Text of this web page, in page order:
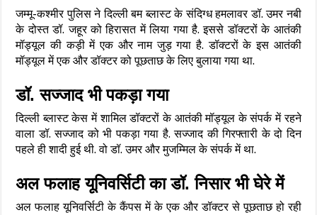
जम्मू-कश्मीर पुलिस ने दिल्ली बम ब्लास्ट के संदिग्ध हमलावर डॉ. उमर नबी
के दोस्त डॉ. जहूर को हिरासत में लिया गया है. इससे डॉक्टरों के आतंकी
मॉड्यूल की कड़ी में एक और नाम जुड़ गया है. डॉक्टरों के इस आतंकी
मॉड्यूल में एक और डॉक्टर को पूछताछ के लिए बुलाया गया था.
डॉ. सज्जाद भी पकड़ा गया
दिल्ली ब्लास्ट केस में शामिल डॉक्टरों के आतंकी मॉड्यूल के संपर्क में रहने
वाला डॉ. सज्जाद को भी पकड़ा गया है. सज्जाद की गिरफ्तारी के दो दिन
पहले ही शादी हुई थी. वो डॉ. उमर और मुजम्मिल के संपर्क में था.
अल फलाह यूनिवर्सिटी का डॉ. निसार भी घेरे में
अल फलाह यूनिवर्सिटी के कैंपस में के एक और डॉक्टर से पूछताछ हो रही